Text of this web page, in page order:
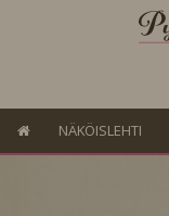
NÄKÖISLEHTI